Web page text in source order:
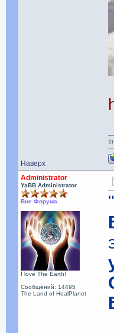
Наверх
Administrator
YaBB Administrator
Вне Форума
I love The Earth!
Сообщений: 14495
The Land of HealPlanet
"